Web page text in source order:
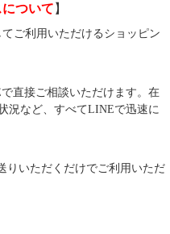
ついて 】
ご利用いただけるショッピン
直接ご相談いただけます。在
況など、すべてLINEで迅速に
りいただくだけでご利用いただ